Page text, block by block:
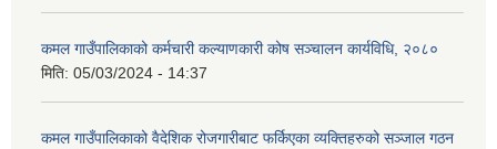
कमल गाउँपालिकाको कर्मचारी कल्याणकारी कोष सञ्चालन कार्यविधि, २०८०
मिति: 05/03/2024 - 14:37
कमल गाउँपालिकाको वैदेशिक रोजगारीबाट फर्किएका व्यक्तिहरुको सञ्जाल गठन